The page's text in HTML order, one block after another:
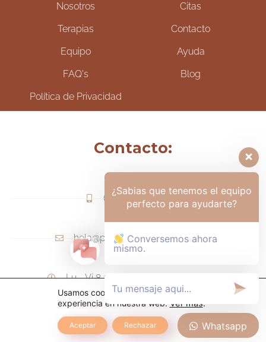
Nosotros
Terapias
Equipo
FAQ's
Política de Privacidad
Citas
Contacto
Ayuda
Blog
Contacto:
(+57) 317-6006425
hola@psicologamariapaula.com
Lu - Vi 8 am a 6 pm - Sa 8am - 12m
TODOS LOS DERECHOS RESERVADOS.
Usamos cookies para ofrecerte la mejor
experiencia en nuestra web. Ver más.
Aceptar Rechazar
¿Sabias que tenemos el equipo
perfecto para ayudarte?
Conversemos ahora
mismo.
Whatsapp